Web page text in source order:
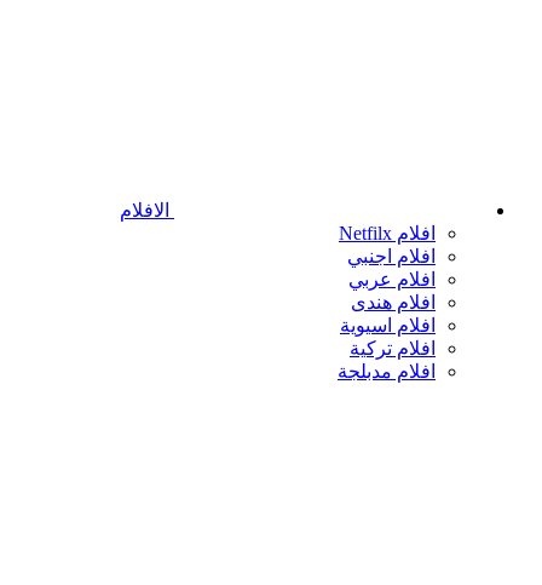
الافلام
افلام Netfilx
افلام اجنبي
افلام عربي
افلام هندى
افلام اسيوية
افلام تركية
افلام مدبلجة